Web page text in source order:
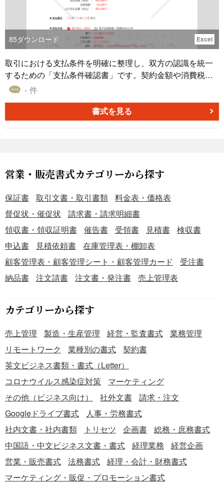
85ダウンロード Excel
取引における支払条件を明確に整理し、双方の認識を統一
するための「支払条件確認書」です。契約金額や消費税、
合計支払金額、支払期日、支払方法などの基本情報に加
り、取引の透明性とコンプライアンス対応の徹底に役立ち
ます。 ■支払条件確認書とは 契約に基づく支払金額や期
関係の構築に寄与します。また、中小受託取引適正化法
（取適法）で禁止される行為（受領拒否・代金の減額・返
品・買いたたき・購入／利用強制・報復措置等）を行わな
い旨を明記しておくことで、コンプライアンスの観点から
も説明可能性を高めることができます。 ■テンプレートの
利用シーン ＜業務委託・外注契約の締結時に＞ 制作業務や
サービス提供における支払条件を整理し、双方で確認する
場面に適しています。 ＜経理・契約管理の効率化に＞ 契約
金額や支払期日を一覧で管理し、社内の情報共有や管理業
務の効率化に活用できます。 ■作成・利用時のポイント ＜
明確に記載し、誤解やトラブルを防ぎます。 ＜支払方法と
備考を具体化＞ 銀行振込の詳細や分割支払の条件など、実
際の運用に合わせた内容を記載しましょう。 ＜法令に配慮
した内容とする＞ 支払期日や禁止行為に関する記載につい
て、取適法に基づいた適切な記載になっているか確認する
ことが重要です。 ■テンプレートの利用メリット ＜シンプ
ルで実務に直結する構成＞ 必要な支払条件が整理されてお
り、すぐに業務で活用できます。 ＜見本付きで導入がスム
ーズ＞ 記載例を参考にすることで、初めてでも迷わず作成
できます。 ＜Excel形式でカスタマイズ可能＞ 自社の取引
条件や管理項目に合わせて柔軟に編集可能です。 ※本テン
プレートは汎用的な書式例です。個別の事情により適切な
記載や法的効力は異なるため、必要に応じて弁護士等の専
門家にご相談ください。
- 件
書式を見る
営業・販売書式カテゴリーから探す
保証書 取引文書・取引書類
料金表・価格表
督促状・催促状
請求書・請求明細書
領収書・領収証明書
催告書 受領書 見積書
検収書
申込書
見積依頼書
在庫管理表・棚卸表
顧客管理表・顧客管理シート・顧客管理カード
受注書
納品書
注文請書 注文書・発注書 売上管理表
カテゴリーから探す
売上管理 製造・生産管理 経営・監査書式
業務管理
リモートワーク
業種別の書式
契約書
英文ビジネス書類・書式（Letter）
コロナウイルス感染症対策
マーケティング
その他（ビジネス向け）
社外文書
請求・注文
Googleドライブ書式
人事・労務書式
社内文書・社内書類
トリセツ 企画書
総務・庶務書式
中国語・中文ビジネス文書・書式
経理業務
経営企画
営業・販売書式
法務書式
経理・会計・財務書式
マーケティング・販促・プロモーション書式